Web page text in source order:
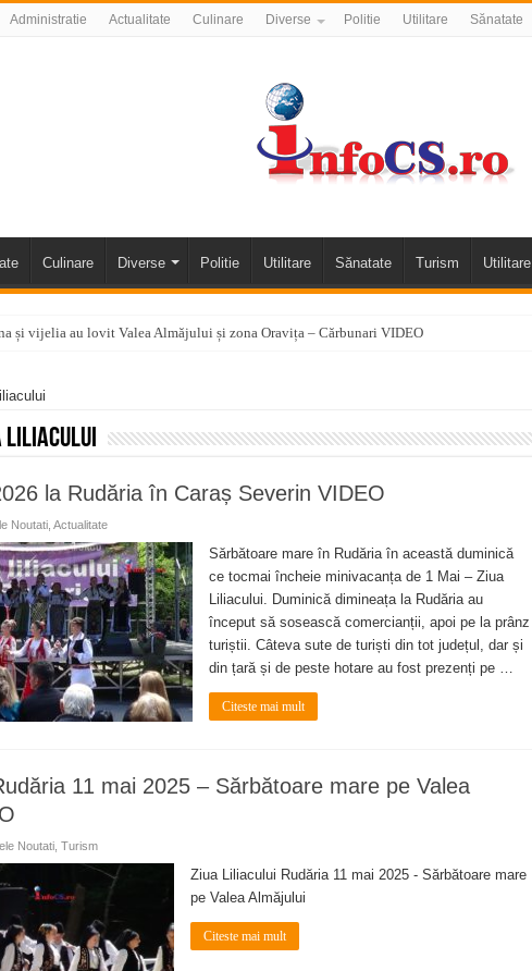
Administratie Actualitate Culinare Diverse Politie Utilitare Sănatate
Culinare Diverse Politie Utilitare Sănatate Turism Utilitare
și vijelia au lovit Valea Almăjului și zona Oravița – Cărbunari VIDEO
OPRIRE ANUNŢ OPRIRE APĂ în ORAVIȚA – 05.08.2026 – avarie
important – Închidere temporară Podul de Piatră din Herculane
de lavandă, mentă și flori de vară și râsete de copii la Carașova VIDEO
OPRIRE APĂ în Reșița – avarie – 04.08.2026 – str. Văliugului și Plastomet
OPRIRE APĂ în CARANSEBEȘ – 04.08.2026 – avarie – Calea Severinului
OPRIRE APĂ în CARANSEBEȘ avarie
OPRIRE APĂ în Reșița, cartier Țerova – avarie – 04.08.2026
Liliacului
la Rudăria în Caraș Severin VIDEO
Noutati Actualitate
Sărbătoare mare în Rudăria în această duminică
ce tocmai încheie minivacanța de 1 Mai – Ziua
Liliacului. Duminică dimineața la Rudăria au
început să sosească comercianții, apoi pe la prânz
turiștii. Câteva sute de turiști din tot județul, dar și
din țară și de peste hotare au fost prezenți pe …
Citeste mai mult
11 mai 2025 – Sărbătoare mare pe Valea
Noutati Turism
Ziua Liliacului Rudăria 11 mai 2025 - Sărbătoare mare
pe Valea Almăjului
Citeste mai mult